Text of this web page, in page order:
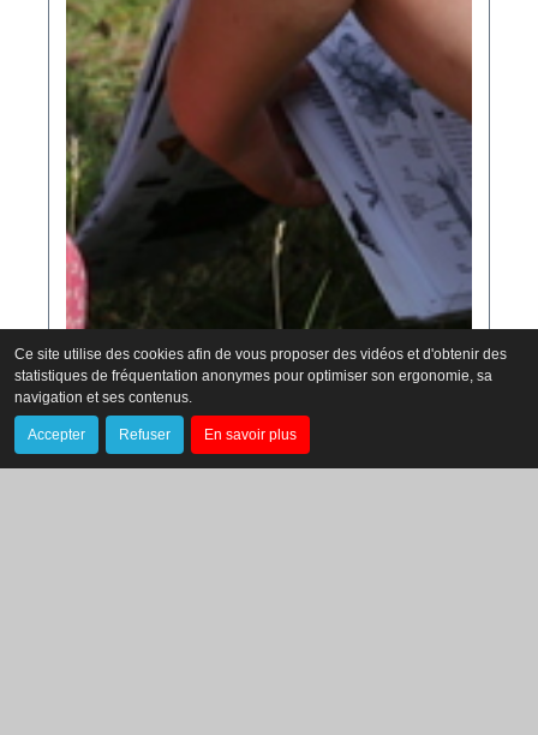
Ce site utilise des cookies afin de vous proposer des vidéos et d'obtenir des
statistiques de fréquentation anonymes pour optimiser son ergonomie, sa
navigation et ses contenus.
Accepter Refuser En savoir plus